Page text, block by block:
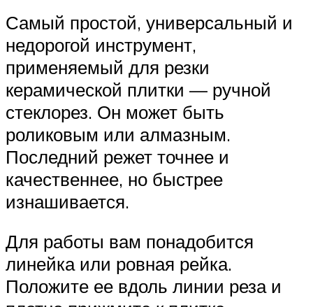
Самый простой, универсальный и
недорогой инструмент,
применяемый для резки
керамической плитки — ручной
стеклорез. Он может быть
роликовым или алмазным.
Последний режет точнее и
качественнее, но быстрее
изнашивается.
Для работы вам понадобится
линейка или ровная рейка.
Положите ее вдоль линии реза и